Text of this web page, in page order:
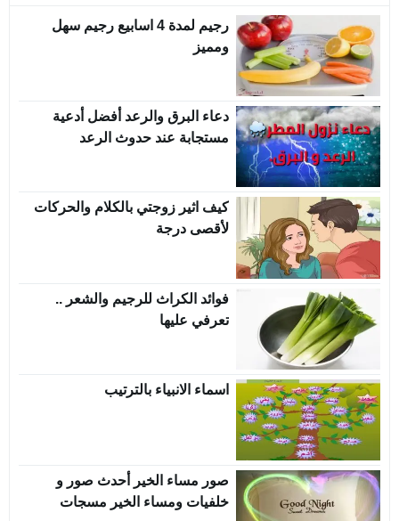
رجيم لمدة 4 اسابيع رجيم سهل
ومميز
دعاء البرق والرعد أفضل أدعية
مستجابة عند حدوث الرعد
كيف اثير زوجتي بالكلام والحركات
لأقصى درجة
فوائد الكراث للرجيم والشعر ..
تعرفي عليها
اسماء الانبياء بالترتيب
صور مساء الخير أحدث صور و
خلفيات ومساء الخير مسجات